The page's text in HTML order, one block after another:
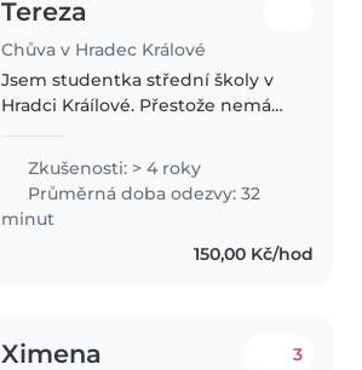
Tereza
Chůva v Hradec Králové
Jsem studentka střední školy v
Hradci Kráílové. Přestože nemám
dětmi, věřím že mám v této
oblasti dostatečnou praxi. Více
než 10 let se věnuji skautingu..
Zkušenosti: > 4 roky
Průměrná doba odezvy: 32
minut
150,00 Kč/hod
Ximena 3